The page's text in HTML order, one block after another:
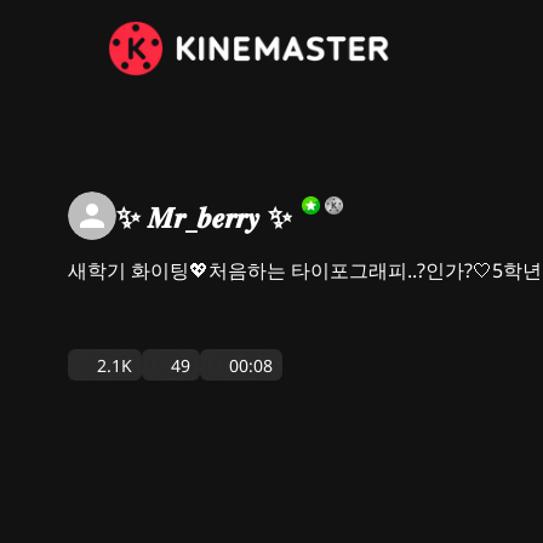
✨ 𝑴𝒓_𝒃𝒆𝒓𝒓𝒚 ✨
새학기 화이팅💖처음하는 타이포그래피..?인가?🤍5학
2.1K 49 00:08